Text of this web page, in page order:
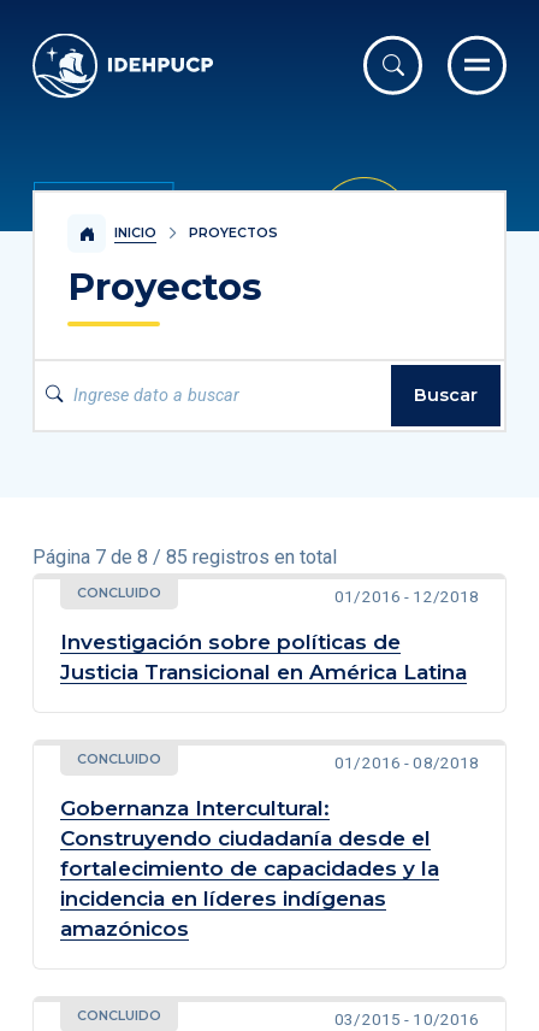
IDEHPUCP
INICIO PROYECTOS
Proyectos
Buscar
Página 7 de 8 / 85 registros en total
CONCLUIDO 01/2016 - 12/2018
Investigación sobre políticas de
Justicia Transicional en América Latina
CONCLUIDO 01/2016 - 08/2018
Gobernanza Intercultural:
Construyendo ciudadanía desde el
fortalecimiento de capacidades y la
incidencia en líderes indígenas
amazónicos
CONCLUIDO 03/2015 - 10/2016